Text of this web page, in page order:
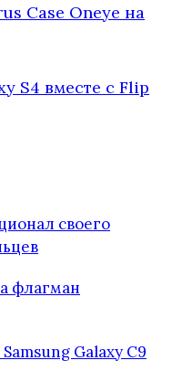
Case Oneye на
S4 вместе с Flip
своего
флагман
Galaxy C9